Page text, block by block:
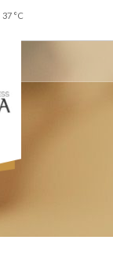
37 °C